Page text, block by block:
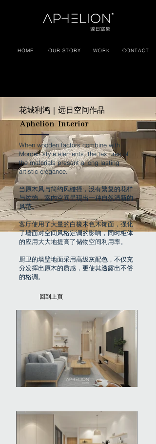
HOME OUR STORY WORK CONTACT
花城利鸿 ｜ 远日空间作品
Aphelion Interior
When wooden factors combine with
Morden style elements, the textures of
the materials present a long lasting
artistic elegance.
当原木风与简约风碰撞，没有繁复的花样
与纹饰，室内空间呈现出一种自然清新的
风范。
客厅使用了大量的白橡木色木饰面，强化
了墙面对空间风格定调的影响，同时柜体
的应用大大地提高了储物空间利用率。
厨卫的墙壁地面采用高级灰配色，不仅充
分发挥出原木的质感，更使其透露出不俗
的格调。
​回到上頁